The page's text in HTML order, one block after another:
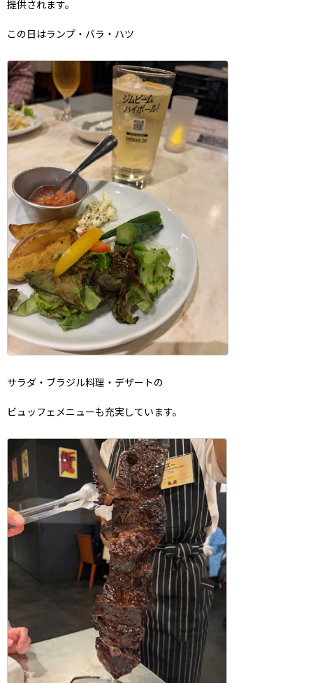
提供されます。
この日はランプ・バラ・ハツ
サラダ・ブラジル料理・デザートの
ビュッフェメニューも充実しています。